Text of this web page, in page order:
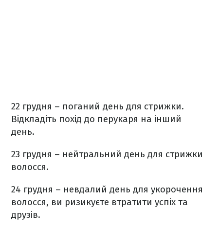
22 грудня – поганий день для стрижки.
Відкладіть похід до перукаря на інший
день.
23 грудня – нейтральний день для стрижки
волосся.
24 грудня – невдалий день для укорочення
волосся, ви ризикуєте втратити успіх та
друзів.